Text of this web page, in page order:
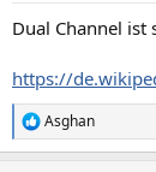
Dual Channel ist
https://
R
e
Asghan